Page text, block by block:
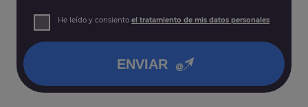
Derechos: Puede acceder, rectificar y suprimir sus datos,
así como otros derechos tal y como se explica en nuestra
He leído y consiento el tratamiento de mis datos personales
ENVIAR